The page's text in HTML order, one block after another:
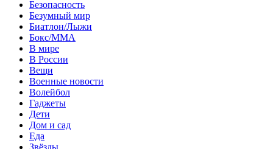
Безопасность
Безумный мир
Биатлон/Лыжи
Бокс/MMA
В мире
В России
Вещи
Военные новости
Волейбол
Гаджеты
Дети
Дом и сад
Еда
Звёзды